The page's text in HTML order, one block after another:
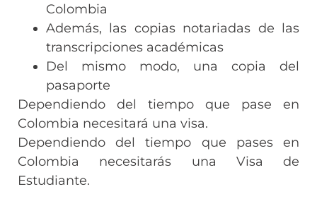
Colombia
Además, las copias notariadas de las
transcripciones académicas
Del mismo modo, una copia del
pasaporte
Dependiendo del tiempo que pase en
Colombia necesitará una visa.
Dependiendo del tiempo que pases en
Colombia necesitarás una Visa de
Estudiante.